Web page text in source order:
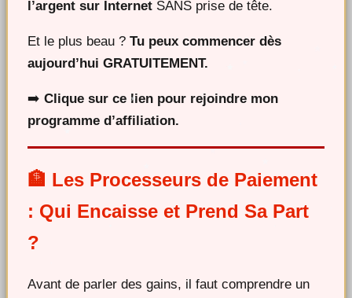
l’argent sur Internet SANS prise de tête.
Et le plus beau ? Tu peux commencer dès
aujourd’hui GRATUITEMENT.
➡️ Clique sur ce lien pour rejoindre mon
programme d’affiliation.
🏦 Les Processeurs de Paiement
: Qui Encaisse et Prend Sa Part
?
Avant de parler des gains, il faut comprendre un